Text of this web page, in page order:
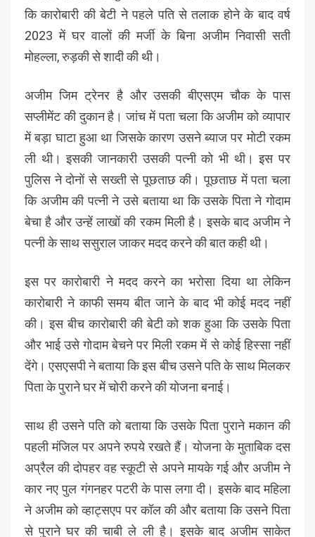
कि कारोबारी की बेटी ने पहले पति से तलाक होने के बाद वर्ष
2023 में घर वालों की मर्जी के बिना अजीम निवासी सती
मोहल्ला, रुड़की से शादी की थी।
अजीम जिम ट्रेनर है और उसकी बीएसएम चौक के पास
सप्लीमेंट की दुकान है। जांच में पता चला कि अजीम को व्यापार
में बड़ा घाटा हुआ था जिसके कारण उसने ब्याज पर मोटी रकम
ली थी। इसकी जानकारी उसकी पत्नी को भी थी। इस पर
पुलिस ने दोनों से सख्ती से पूछताछ की। पूछताछ में पता चला
कि अजीम की पत्नी ने उसे बताया था कि उसके पिता ने गोदाम
बेचा है और उन्हें लाखों की रकम मिली है। इसके बाद अजीम ने
पत्नी के साथ ससुराल जाकर मदद करने की बात कही थी।
इस पर कारोबारी ने मदद करने का भरोसा दिया था लेकिन
कारोबारी ने काफी समय बीत जाने के बाद भी कोई मदद नहीं
की। इस बीच कारोबारी की बेटी को शक हुआ कि उसके पिता
और भाई उसे गोदाम बेचने पर मिली रकम में से कोई हिस्सा नहीं
देंगे। एसएसपी ने बताया कि इस बीच उसने पति के साथ मिलकर
पिता के पुराने घर में चोरी करने की योजना बनाई।
साथ ही उसने पति को बताया कि उसके पिता पुराने मकान की
पहली मंजिल पर अपने रुपये रखते हैं। योजना के मुताबिक दस
अप्रैल की दोपहर वह स्कूटी से अपने मायके गई और अजीम ने
कार नए पुल गंगनहर पटरी के पास लगा दी। इसके बाद महिला
ने अजीम को व्हाट्सएप पर कॉल की और बताया कि उसने पिता
से पुराने घर की चाबी ले ली है। इसके बाद अजीम साकेत